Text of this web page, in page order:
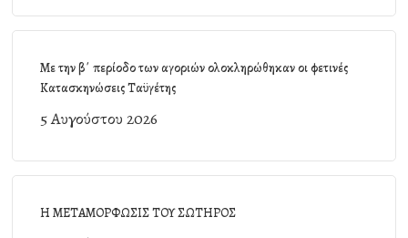
Με την β΄ περίοδο των αγοριών ολοκληρώθηκαν οι φετινές
Κατασκηνώσεις Ταϋγέτης
5 Αυγούστου 2026
Η ΜΕΤΑΜΟΡΦΩΣΙΣ ΤΟΥ ΣΩΤΗΡΟΣ